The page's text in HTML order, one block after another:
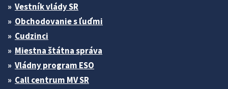
Vestník vlády SR
Obchodovanie s ľuďmi
Cudzinci
Miestna štátna správa
Vládny program ESO
Call centrum MV SR